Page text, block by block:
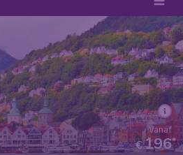
€196*
Vanaf